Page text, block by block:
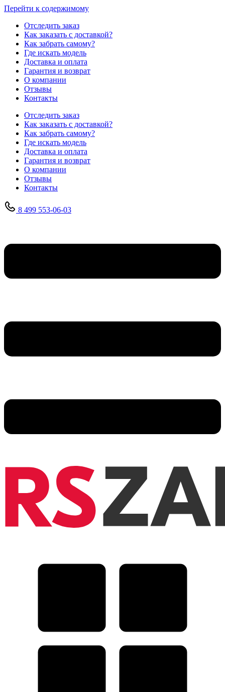
Перейти к содержимому
Отследить заказ
Как заказать с доставкой?
Как забрать самому?
Где искать модель
Доставка и оплата
Гарантия и возврат
О компании
Отзывы
Контакты
Отследить заказ
Как заказать с доставкой?
Как забрать самому?
Где искать модель
Доставка и оплата
Гарантия и возврат
О компании
Отзывы
Контакты
8 499 553-06-03